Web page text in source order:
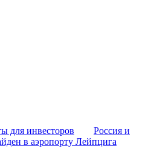
для инвесторов
Россия и
в аэропорту Лейпцига